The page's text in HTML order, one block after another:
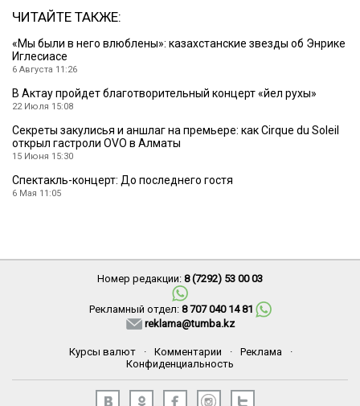
ЧИТАЙТЕ ТАКЖЕ:
«Мы были в него влюблены»: казахстанские звезды об Энрике
Иглесиасе
6 Августа 11:26
В Актау пройдет благотворительный концерт «Әйел рухы»
22 Июля 15:08
Секреты закулисья и аншлаг на премьере: как Cirque du Soleil
открыл гастроли OVO в Алматы
15 Июня 15:30
Спектакль-концерт: До последнего гостя
6 Мая 11:05
Номер редакции: 8 (7292) 53 00 03
Рекламный отдел: 8 707 040 14 81
reklama@tumba.kz
Курсы валют · Комментарии · Реклама
·
Конфиденциальность